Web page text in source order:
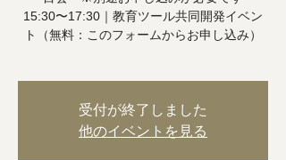
15:30〜17:30｜教育ツール共同開発イベン
ト（無料：このフォームからお申し込み）
受付が終了しました
他のイベントを見る